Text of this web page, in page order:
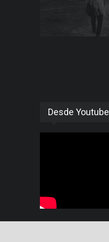
Desde Youtube